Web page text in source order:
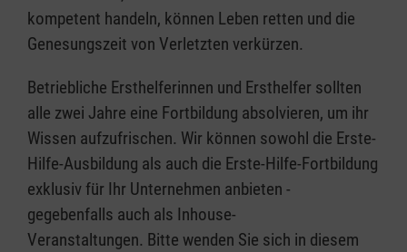
kompetent handeln, können Leben retten und die
Genesungszeit von Verletzten verkürzen.
Betriebliche Ersthelferinnen und Ersthelfer sollten
alle zwei Jahre eine Fortbildung absolvieren, um ihr
Wissen aufzufrischen. Wir können sowohl die Erste-
Hilfe-Ausbildung als auch die Erste-Hilfe-Fortbildung
exklusiv für Ihr Unternehmen anbieten -
gegebenfalls auch als Inhouse-
Veranstaltungen. Bitte wenden Sie sich in diesem